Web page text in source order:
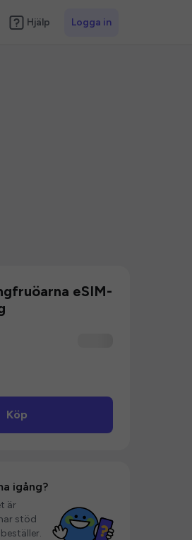
Hjälp Logga in
eSIM-
Köp
igång?
är
stöd